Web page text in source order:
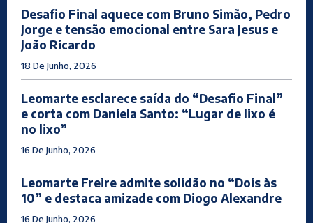
Desafio Final aquece com Bruno Simão, Pedro
Jorge e tensão emocional entre Sara Jesus e
João Ricardo
18 De Junho, 2026
Leomarte esclarece saída do “Desafio Final”
e corta com Daniela Santo: “Lugar de lixo é
no lixo”
16 De Junho, 2026
Leomarte Freire admite solidão no “Dois às
10” e destaca amizade com Diogo Alexandre
16 De Junho, 2026